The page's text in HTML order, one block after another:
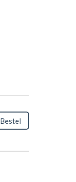
Bestel